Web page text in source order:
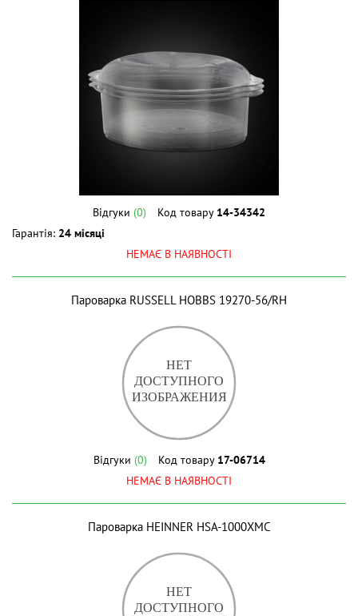
Відгуки (0) Код товару 14-34342
Гарантія: 24 місяці
НЕМАЄ В НАЯВНОСТІ
Пароварка RUSSELL HOBBS 19270-56/RH
Відгуки (0) Код товару 17-06714
НЕМАЄ В НАЯВНОСТІ
Пароварка HEINNER HSA-1000XMC